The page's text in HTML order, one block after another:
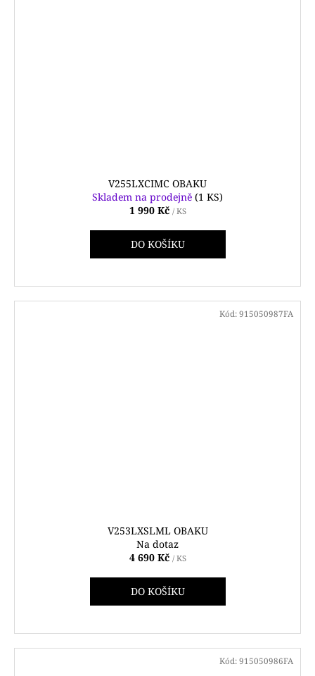
V255LXCIMC OBAKU
Skladem na prodejně (1 KS)
1 990 Kč / KS
DO KOŠÍKU
V253LXSLML OBAKU
Na dotaz
4 690 Kč / KS
DO KOŠÍKU
Kód: 915050987FA
Kód: 915050986FA